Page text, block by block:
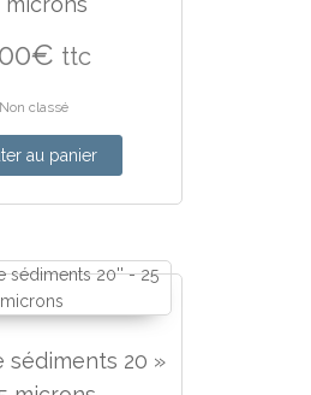
€ ttc
Non classé
au panier
sédiments 20 »